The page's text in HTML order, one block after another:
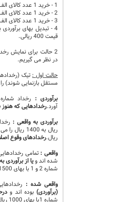
1 - خرید 1 عدد کالای الف با قیمت برآوردی 1000 ریال.
2 - خرید 1 عدد کالای الف با قیمت واقعی 1500 ریال.
3 - خرید 1 عدد کالای الف با قیمت برآوردی 1800 ریال.
قیمت 400 ریالی.
2 حالت برای نمایش
در نظر می گیریم.
حالت اول :تیک
مستقل بازنمایی شوند)
برآوردی :
آورد.رخدادهایی که هنوز
برآوردی به واقعی :
ریال.رخدادهای وقوع
واقعی : تمامی
شده اند ویا از برآوردی
شماره 2 و 1 با بهای 1500 و 1000 ریال.
واقعی شده :
(برآوردی) بوده اند و
شماره 1با بهای 1000 ریال.